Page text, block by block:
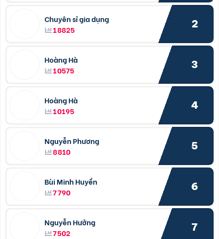
Chuyên sỉ gia dụng
18825
2
Hoàng Hà
10575
3
Hoàng Hà
10195
4
Nguyễn Phương
8810
5
Bùi Minh Huyền
7790
6
Nguyễn Hưởng
7502
7